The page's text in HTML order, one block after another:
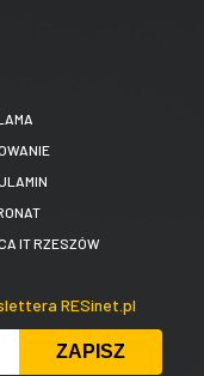
IT RZESZÓW
RESinet.pl